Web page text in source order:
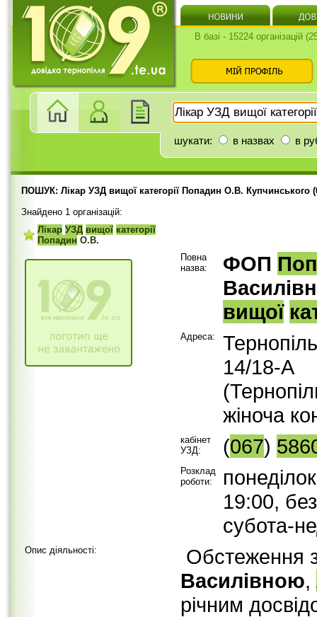
В базі - 15224 організацій
шукати: в назвах в
ПОШУК: Лікар УЗД вищої категорії Попадин О.В. Купчинського
Знайдено 1 організацій:
Лікар УЗД вищої категорії
Попадин О.В.
Повна
назва:
ФОП
вищої
Адреса:
14/18-А
жіноча
кабінет
УЗД:
(067)
Розклад
роботи:
19:00,
субота-
Опис діяльності:
Обстеження
Василівною,
річним